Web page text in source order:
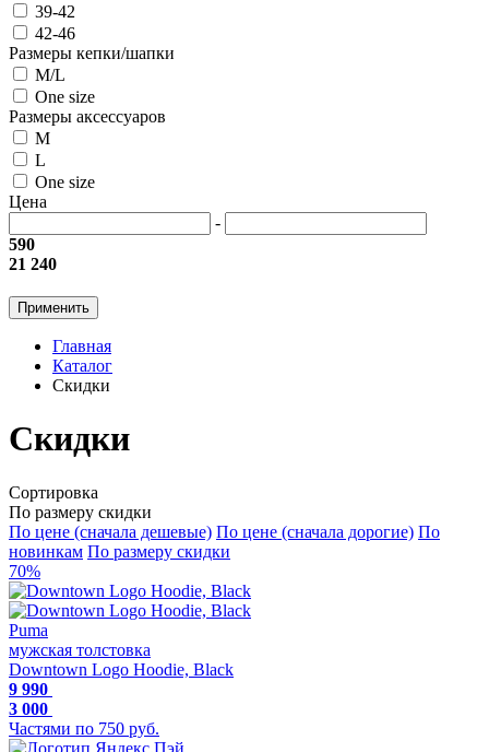
39-42
42-46
Размеры кепки/шапки
M/L
One size
Размеры аксессуаров
M
L
One size
Цена
-
590
21 240
Применить
Главная
Каталог
Скидки
Скидки
Сортировка
По размеру скидки
По цене (сначала дешевые) По цене (сначала дорогие) По
новинкам По размеру скидки
70%
Puma
мужская толстовка
Downtown Logo Hoodie, Black
9 990
3 000
Частями по 750 руб.